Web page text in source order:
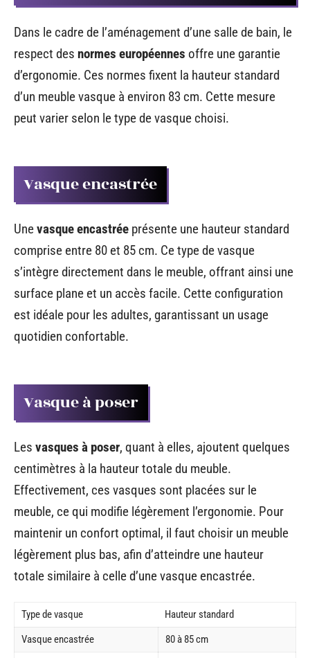
Dans le cadre de l’aménagement d’une salle de bain, le
respect des normes européennes offre une garantie
d’ergonomie. Ces normes fixent la hauteur standard
d’un meuble vasque à environ 83 cm. Cette mesure
peut varier selon le type de vasque choisi.
Vasque encastrée
Unevasque encastrée présente une hauteur standard
comprise entre 80 et 85 cm. Ce type de vasque
s’intègre directement dans le meuble, offrant ainsi une
surface plane et un accès facile. Cette configuration
est idéale pour les adultes, garantissant un usage
quotidien confortable.
Vasque à poser
Les vasques à poser, quant à elles, ajoutent quelques
centimètres à la hauteur totale du meuble.
Effectivement, ces vasques sont placées sur le
meuble, ce qui modifie légèrement l’ergonomie. Pour
maintenir un confort optimal, il faut choisir un meuble
légèrement plus bas, afin d’atteindre une hauteur
totale similaire à celle d’une vasque encastrée.
Type de vasque
Hauteur standard
Vasque encastrée
80 à 85 cm